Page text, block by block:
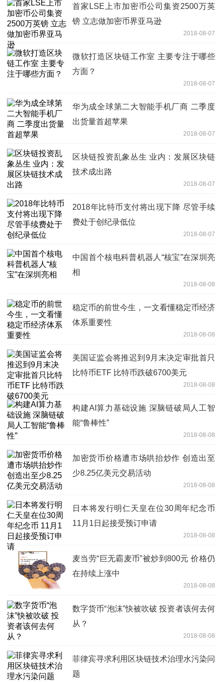
首家LSE上市加密币公司集资2500万英
镑 立志做加密币界亚马逊
2018-08-07
微软打造区块链工作室 主要专注于哪些
方面？
2018-08-07
华为成全球第二大智能手机厂商 二季度
出货量首超苹果
2018-08-07
区块链投资乱象丛生 业内：发展区块链
技术成出路
2018-08-07
2018年比特币支付将出现下降 尽管手续
费处于创纪录低位
2018-08-07
中国首个核电科普机器人“核宝”在深圳亮
相
2018-08-08
稳定币的前世今生，一文看懂稳定币经济
体系重要性
2018-08-08
美国证监会将推迟到9月末决定审批首只
比特币ETF 比特币跌破6700美元
2018-08-08
构建AI算力基础设施 深脑链破局人工智
能“鲁棒性”
2018-08-08
加密货币价格遭市场哄抬炒作 创造出至
少8.25亿美元交易活动
2018-08-08
日本将发行明仁天皇在位30周年纪念币
11月1日起接受预订申请
2018-08-08
麦当劳“巨无霸麦币”被炒到800元 价格仍
在持续上涨中
2018-08-08
数字货币“泡沫”快被吹破 投资者该何去何
从？
2018-08-08
菲律宾寻求利用区块链技术治理水污染问
题